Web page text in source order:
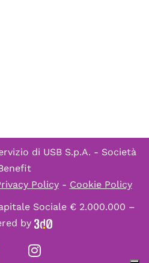
di USB S.p.A. - Società
Policy- Cookie Policy
Sociale € 2.000.000 –
by